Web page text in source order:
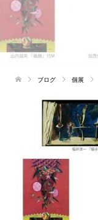
ブログ 個展